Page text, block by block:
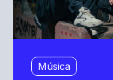
Música